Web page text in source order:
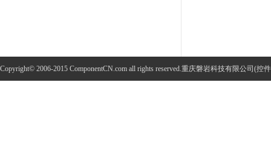
Copyright© 2006-2015 ComponentCN.com all rights reserved.重庆磐岩科技有限公司(